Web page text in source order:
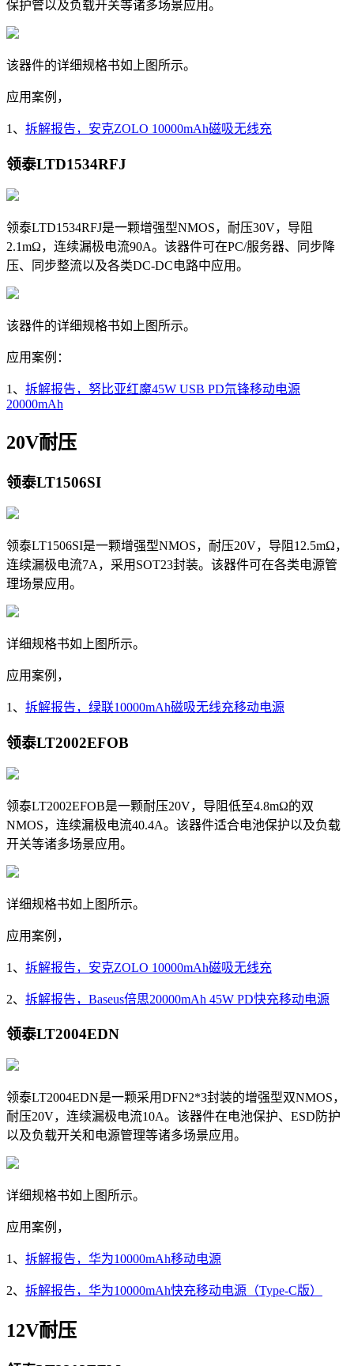
保护管以及负载开关等诸多场景应用。
该器件的详细规格书如上图所示。
应用案例，
1、 拆解报告，安克ZOLO 10000mAh磁吸无线充
领泰LTD1534RFJ
领泰LTD1534RFJ是一颗增强型NMOS， 耐压30V，导阻
2.1mΩ，连续漏极电流90A。该器件可在PC/服务器、同步降
压、同步整流以及各类DC-DC电路中应用。
该器件的详细规格书如上图所示。
应用案例：
1、 拆解报告，努比亚红魔45W USB PD氘锋移动电源
20000mAh
20V耐压
领泰LT1506SI
领泰LT1506SI是一颗增强型NMOS，耐压20V，导阻 12.5mΩ，
连续漏极电流7A，采用SOT23封装。该器件可在各类电源管
理场景应用。
详细规格书如上图所示。
应用案例，
1、 拆解报告，绿联10000mAh磁吸无线充移动电源
领泰LT2002EFOB
领泰LT2002EFOB是一颗耐压20V，导阻低至4.8mΩ的双
NMOS，连续漏极电流40.4A。该器件适合电池保护以及负载
开关等诸多场景应用。
详细规格书如上图所示。
应用案例，
1、 拆解报告，安克ZOLO 10000mAh磁吸无线充
2、 拆解报告，Baseus倍思20000mAh 45W PD快充移动电源
领泰LT2004EDN
领泰LT2004EDN是一颗采用DFN2*3封装的增强型双NMOS，
耐压20V，连续漏极电流10A。该器件在电池保护、ESD防护
以及负载开关和电源管理等诸多场景应用。
详细规格书如上图所示。
应用案例，
1、 拆解报告，华为10000mAh移动电源
2、 拆解报告，华为10000mAh快充移动电源（Type-C版）
12V耐压